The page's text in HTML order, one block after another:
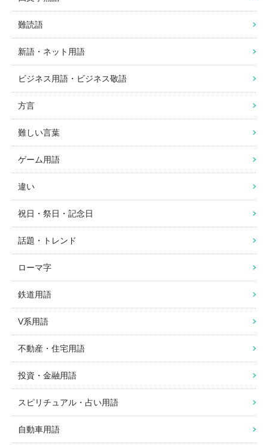
難読語
新語・ネット用語
ビジネス用語・ビジネス敬語
方言
難しい言葉
ゲーム用語
違い
祝日・祭日・記念日
話題・トレンド
ローマ字
鉄道用語
V系用語
不動産・住宅用語
投資・金融用語
スピリチュアル・占い用語
自動車用語